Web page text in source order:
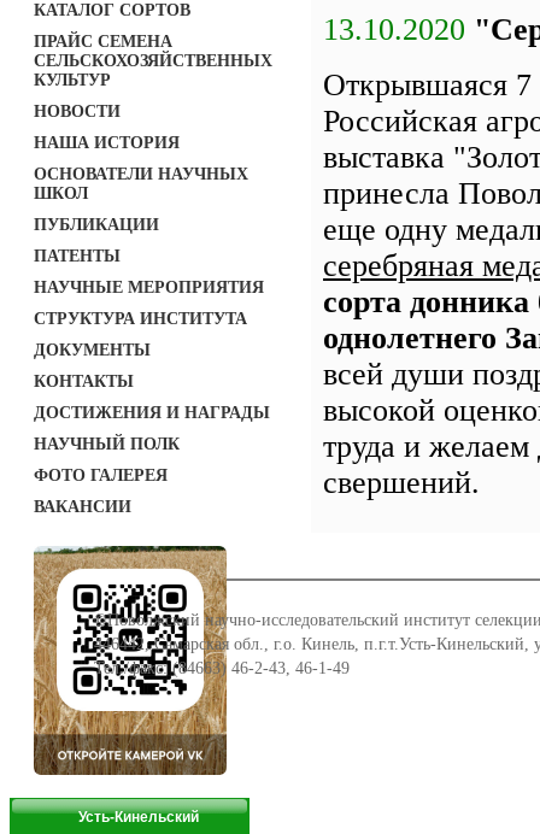
КАТАЛОГ СОРТОВ
ПРАЙС СЕМЕНА
СЕЛЬСКОХОЗЯЙСТВЕННЫХ
КУЛЬТУР
НОВОСТИ
НАША ИСТОРИЯ
ОСНОВАТЕЛИ НАУЧНЫХ
ШКОЛ
ПУБЛИКАЦИИ
ПАТЕНТЫ
НАУЧНЫЕ МЕРОПРИЯТИЯ
СТРУКТУРА ИНСТИТУТА
ДОКУМЕНТЫ
КОНТАКТЫ
ДОСТИЖЕНИЯ И НАГРАДЫ
НАУЧНЫЙ ПОЛК
ФОТО ГАЛЕРЕЯ
ВАКАНСИИ
Усть-Кинельский
13.10.2020
Открывшаяся 7
Российская
выставка
принесла
еще одну
серебряная
сорта донника
однолетнего
всей души
высокой
труда и
свершений.
©Поволжский научно-исследовательский институт
446442, Самарская обл., г.о. Кинель, п.г.т.Усть-Кинельский,
Тел./факс: (84663) 46-2-43, 46-1-49